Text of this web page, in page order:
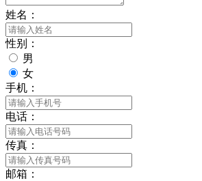
姓名：
性别：
男
女
手机：
电话：
传真：
邮箱：